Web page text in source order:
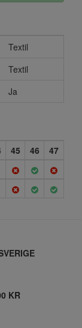
Textil
Textil
Ja
45 46
47
KR